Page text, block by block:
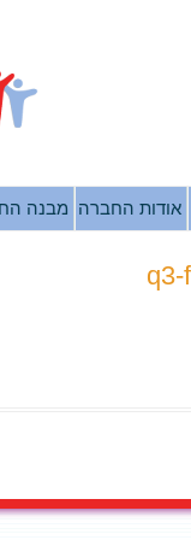
אודות החברה מבנה